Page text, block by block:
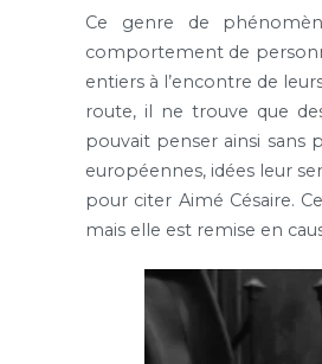
Ce genre de
comportement de
entiers à l’encontre de
route, il ne trouve que
pouvait penser ainsi sans
européennes, idées leur
pour citer Aimé Césaire.
mais elle est remise en